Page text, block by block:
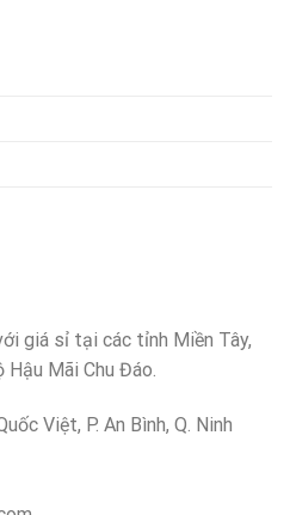
giá sỉ tại các tỉnh Miền Tây,
Hậu Mãi Chu Đáo.
Việt, P. An Bình, Q. Ninh